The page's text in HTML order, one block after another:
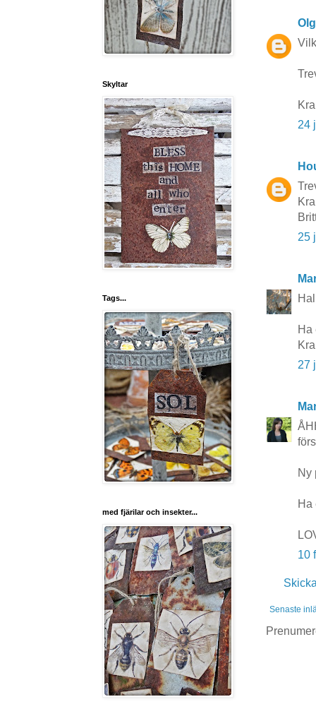
24
25
Ha
27
Ny
Ha
10
Senaste
Skyltar
Tags...
med fjärilar och insekter...